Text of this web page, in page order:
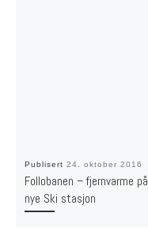
Publisert 24. oktober 2016
Follobanen – fjernvarme på
nye Ski stasjon